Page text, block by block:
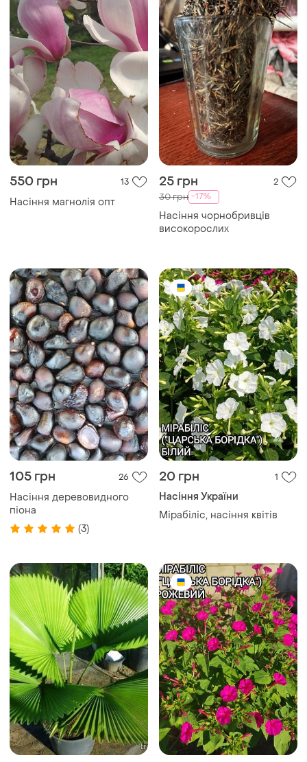
550 грн 13
Насіння магнолія опт
25 грн 2
30 грн -17%
Насіння чорнобривців
високорослих
105 грн 26
Насіння деревовидного
піона
(3)
20 грн 1
Насіння України
Мірабіліс, насіння квітів